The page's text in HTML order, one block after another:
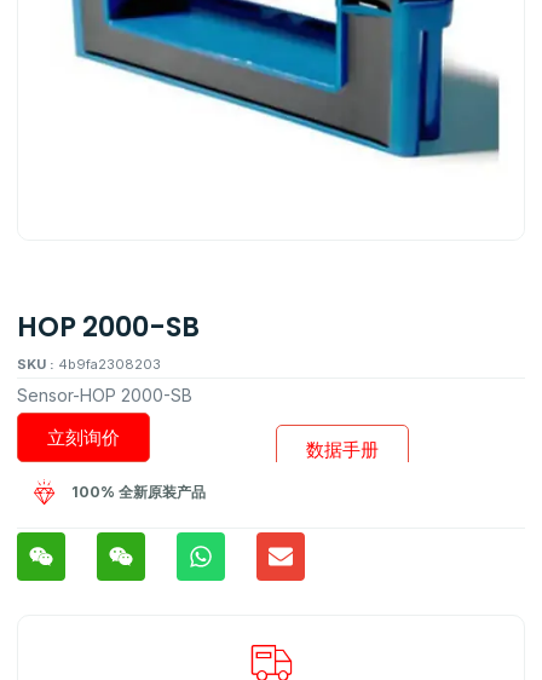
HOP 2000-SB
SKU : 4b9fa2308203
Sensor-HOP 2000-SB
数据手册
立刻询价
100% 全新原装产品